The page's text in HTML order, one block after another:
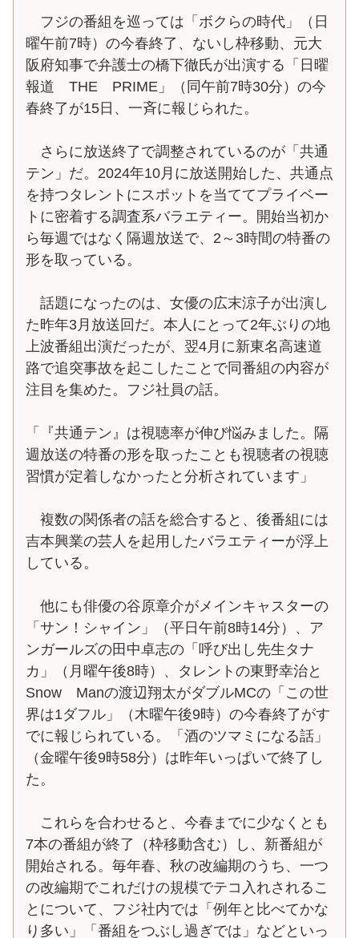
フジの番組を巡っては「ボクらの時代」（日
曜午前7時）の今春終了、ないし枠移動、元大
阪府知事で弁護士の橋下徹氏が出演する「日曜
報道 THE PRIME」（同午前7時30分）の今
春終了が15日、一斉に報じられた。
さらに放送終了で調整されているのが「共通
テン」だ。2024年10月に放送開始した、共通点
を持つタレントにスポットを当ててプライベー
トに密着する調査系バラエティー。開始当初か
ら毎週ではなく隔週放送で、2～3時間の特番の
形を取っている。
話題になったのは、女優の広末涼子が出演し
た昨年3月放送回だ。本人にとって2年ぶりの地
上波番組出演だったが、翌4月に新東名高速道
路で追突事故を起こしたことで同番組の内容が
注目を集めた。フジ社員の話。
「『共通テン』は視聴率が伸び悩みました。隔
週放送の特番の形を取ったことも視聴者の視聴
習慣が定着しなかったと分析されています」
複数の関係者の話を総合すると、後番組には
吉本興業の芸人を起用したバラエティーが浮上
している。
他にも俳優の谷原章介がメインキャスターの
「サン！シャイン」（平日午前8時14分）、ア
ンガールズの田中卓志の「呼び出し先生タナ
カ」（月曜午後8時）、タレントの東野幸治と
Snow Manの渡辺翔太がダブルMCの「この世
界は1ダフル」（木曜午後9時）の今春終了がす
でに報じられている。「酒のツマミになる話」
（金曜午後9時58分）は昨年いっぱいで終了し
た。
これらを合わせると、今春までに少なくとも
7本の番組が終了（枠移動含む）し、新番組が
開始される。毎年春、秋の改編期のうち、一つ
の改編期でこれだけの規模でテコ入れされるこ
とについて、フジ社内では「例年と比べてかな
り多い」「番組をつぶし過ぎでは」などといっ